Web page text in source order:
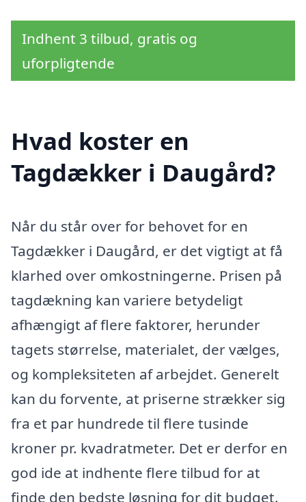
Indhent 3 tilbud, gratis og
uforpligtende
Hvad koster en
Tagdækker i Daugård?
Når du står over for behovet for en
Tagdækker i Daugård, er det vigtigt at få
klarhed over omkostningerne. Prisen på
tagdækning kan variere betydeligt
afhængigt af flere faktorer, herunder
tagets størrelse, materialet, der vælges,
og kompleksiteten af arbejdet. Generelt
kan du forvente, at priserne strækker sig
fra et par hundrede til flere tusinde
kroner pr. kvadratmeter. Det er derfor en
god ide at indhente flere tilbud for at
finde den bedste løsning for dit budget.